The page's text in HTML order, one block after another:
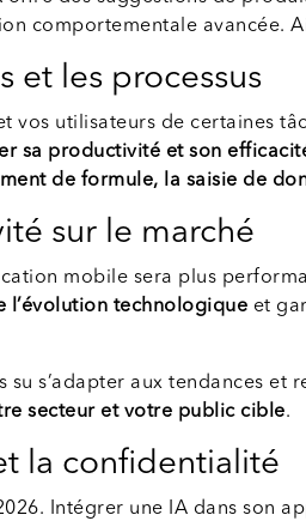
comportementale avancée.
et les processus
vos utilisateurs de certaines
sa productivité et son
de formule, la saisie de
sur le marché
mobile sera plus
l’évolution technologique et
su s’adapter aux tendances
secteur et votre public cible.
la confidentialité
Intégrer une IA dans son